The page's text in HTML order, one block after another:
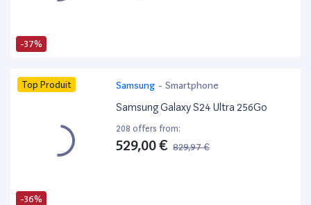
-37%
-36%
Top Produit Samsung - Smartphone
Samsung Galaxy S24 Ultra 256Go
208 offers from:
529,00 € 829,97 €